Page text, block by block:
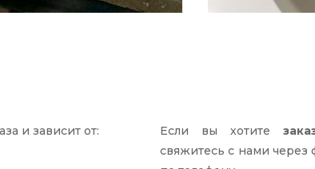
и зависит от: Если вы хотите
свяжитесь с нами через